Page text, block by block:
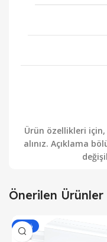
Ürün özellikleri
alınız. Açıklama
Önerilen Ürünler
-43%